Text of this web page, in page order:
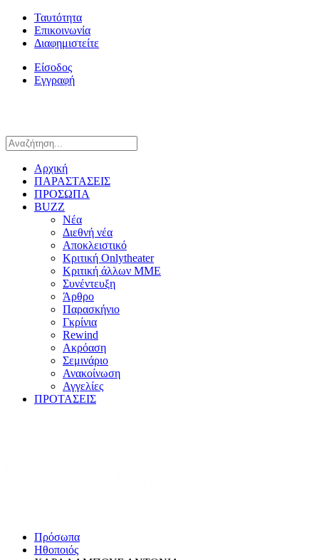
Ταυτότητα
Επικοινωνία
Διαφημιστείτε
Είσοδος
Εγγραφή
Αρχική
ΠΑΡΑΣΤΑΣΕΙΣ
ΠΡΟΣΩΠΑ
BUZZ
Νέα
Διεθνή νέα
Αποκλειστικό
Κριτική Onlytheater
Κριτική άλλων ΜΜΕ
Συνέντευξη
Άρθρο
Παρασκήνιο
Γκρίνια
Rewind
Ακρόαση
Σεμινάριο
Ανακοίνωση
Αγγελίες
ΠΡΟΤΑΣΕΙΣ
Πρόσωπα
Ηθοποιός